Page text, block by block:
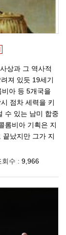
상과 그 역사적
져 있듯 19세기
아 등 5개국을
점차 세력을 키
수 있는 남미 합중
롬비아 기획은 지
났지만 그가 지
회수 : 9,966